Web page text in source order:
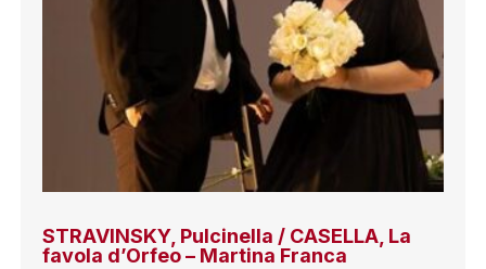
STRAVINSKY, Pulcinella / CASELLA, La
favola d’Orfeo – Martina Franca